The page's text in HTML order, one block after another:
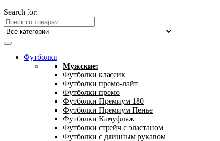
Search for:
Футболки
Мужские:
Футболки классик
Футболки промо-лайт
Футболки промо
Футболки Премиум 180
Футболки Премиум Пенье
Футболки Камуфляж
Футболки стрейч с эластаном
Футболки с длинным рукавом